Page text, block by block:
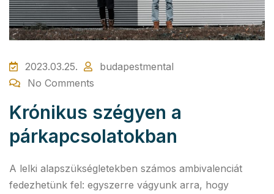
2023.03.25.
budapestmental
No Comments
Krónikus szégyen a
párkapcsolatokban
A lelki alapszükségletekben számos ambivalenciát
fedezhetünk fel: egyszerre vágyunk arra, hogy